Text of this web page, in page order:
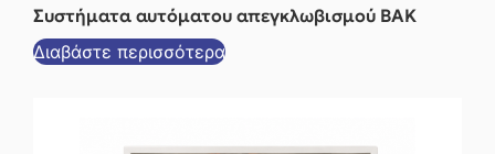
Συστήματα αυτόματου απεγκλωβισμού BAK
Διαβάστε περισσότερα